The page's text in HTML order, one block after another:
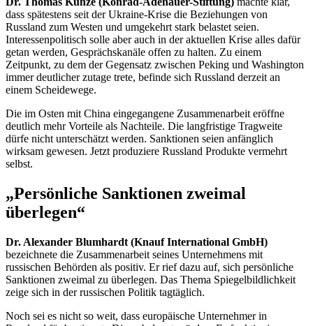
dass spätestens seit der Ukraine-Krise die Beziehungen von
Russland zum Westen und umgekehrt stark belastet seien.
Interessenpolitisch solle aber auch in der aktuellen Krise alles dafür
getan werden, Gesprächskanäle offen zu halten. Zu einem
Zeitpunkt, zu dem der Gegensatz zwischen Peking und Washington
immer deutlicher zutage trete, befinde sich Russland derzeit an
einem Scheidewege.
Die im Osten mit China eingegangene Zusammenarbeit eröffne
deutlich mehr Vorteile als Nachteile. Die langfristige Tragweite
dürfe nicht unterschätzt werden. Sanktionen seien anfänglich
wirksam gewesen. Jetzt produziere Russland Produkte vermehrt
selbst.
„Persönliche Sanktionen zweimal
überlegen“
Dr. Alexander Blumhardt (Knauf International GmbH)
bezeichnete die Zusammenarbeit seines Unternehmens mit
russischen Behörden als positiv. Er rief dazu auf, sich persönliche
Sanktionen zweimal zu überlegen. Das Thema Spiegelbildlichkeit
zeige sich in der russischen Politik tagtäglich.
Noch sei es nicht so weit, dass europäische Unternehmer in